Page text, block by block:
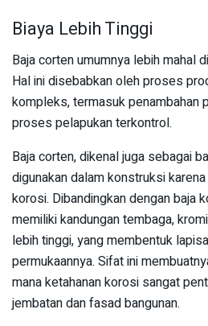
Biaya Lebih Tinggi
Baja corten umumnya lebih mahal
Hal ini disebabkan oleh proses
kompleks, termasuk penambahan
proses pelapukan terkontrol.
Baja corten, dikenal juga sebagai
digunakan dalam konstruksi
korosi. Dibandingkan dengan baja
memiliki kandungan tembaga,
lebih tinggi, yang membentuk
permukaannya. Sifat ini
mana ketahanan korosi sangat
jembatan dan fasad bangunan.